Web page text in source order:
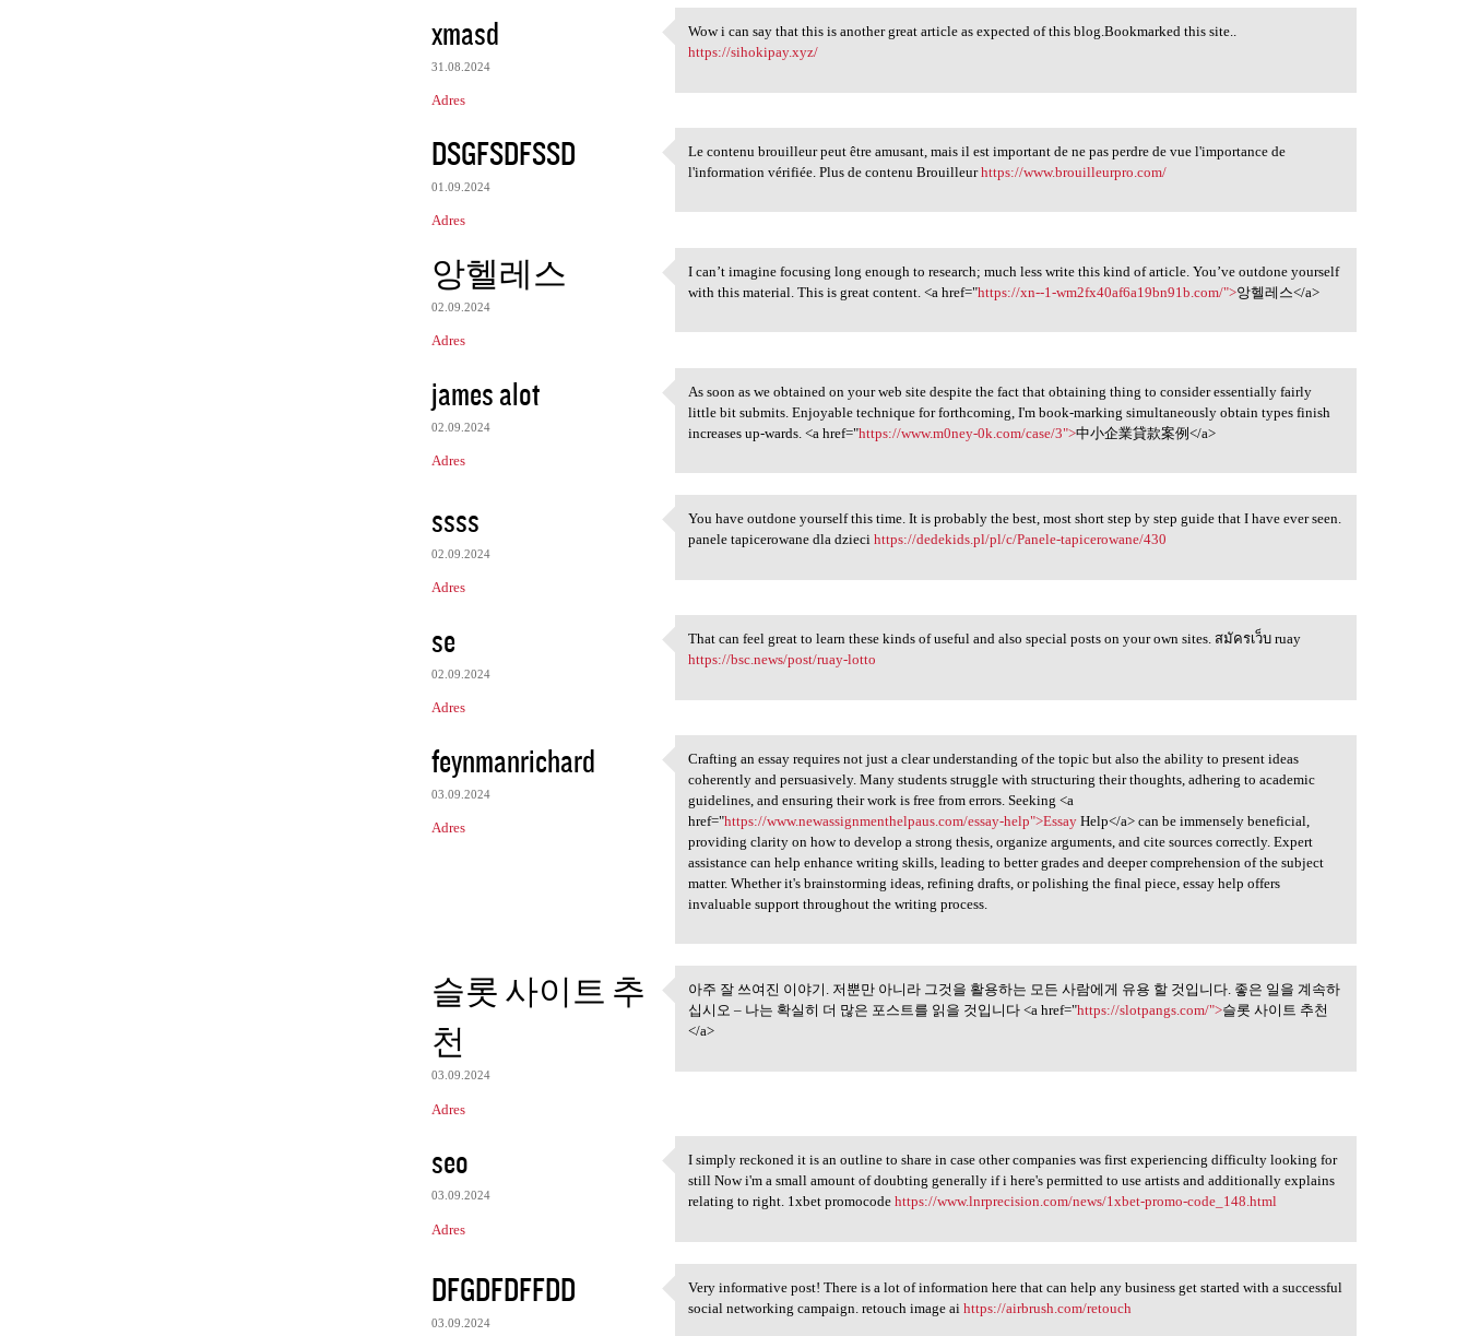
xmasd
31.08.2024
Adres
Wow i can say that this is
Wow i can say that this is another great article as expected of this blog.Bookmarked this site..
https://sihokipay.xyz/
DSGFSDFSSD
01.09.2024
Adres
Le contenu brouilleur peut
Le contenu brouilleur peut être amusant, mais il est important de ne pas perdre de vue l'importance de
l'information vérifiée. Plus de contenu Brouilleurhttps://www.brouilleurpro.com/
앙헬레스
02.09.2024
Adres
I can’t imagine focusing long
I can’t imagine focusing long enough to research; much less write this kind of article. You’ve outdone yourself
with this material. This is great content. <a href="https://xn--1-wm2fx40af6a19bn91b.com/">앙헬레스</a>
james alot
02.09.2024
Adres
As soon as we obtained on
As soon as we obtained on your web site despite the fact that obtaining thing to consider essentially fairly
little bit submits. Enjoyable technique for forthcoming, I'm book-marking simultaneously obtain types finish
increases up-wards. <a href="https://www.m0ney-0k.com/case/3">中小企業貸款案例</a>
ssss
02.09.2024
Adres
You have outdone yourself
You have outdone yourself this time. It is probably the best, most short step by step guide that I have ever seen.
panele tapicerowane dla dziecihttps://dedekids.pl/pl/c/Panele-tapicerowane/430
se
02.09.2024
Adres
That can feel great to learn
That can feel great to learn these kinds of useful and also special posts on your own sites. สมัครเว็บ ruay
https://bsc.news/post/ruay-lotto
feynmanrichard
03.09.2024
Adres
Crafting an essay requires
Crafting an essay requires not just a clear understanding of the topic but also the ability to present ideas
coherently and persuasively. Many students struggle with structuring their thoughts, adhering to academic
guidelines, and ensuring their work is free from errors. Seeking <a
href="https://www.newassignmenthelpaus.com/essay-help">Essay Help</a> can be immensely beneficial,
providing clarity on how to develop a strong thesis, organize arguments, and cite sources correctly. Expert
assistance can help enhance writing skills, leading to better grades and deeper comprehension of the subject
matter. Whether it's brainstorming ideas, refining drafts, or polishing the final piece, essay help offers
invaluable support throughout the writing process.
슬롯 사이트 추
천
03.09.2024
Adres
아주 잘 쓰여진 이야기. 저뿐만 아니라 그것을
아주 잘 쓰여진 이야기. 저뿐만 아니라 그것을 활용하는 모든 사람에게 유용 할 것입니다. 좋은 일을 계속하
십시오 – 나는 확실히 더 많은 포스트를 읽을 것입니다 <a href="https://slotpangs.com/">슬롯 사이트 추천
</a>
seo
03.09.2024
Adres
I simply reckoned it is an
I simply reckoned it is an outline to share in case other companies was first experiencing difficulty looking for
still Now i'm a small amount of doubting generally if i here's permitted to use artists and additionally explains
relating to right. 1xbet promocodehttps://www.lnrprecision.com/news/1xbet-promo-code_148.html
DFGDFDFFDD
03.09.2024
Very informative post! There
Very informative post! There is a lot of information here that can help any business get started with a successful
social networking campaign. retouch image aihttps://airbrush.com/retouch